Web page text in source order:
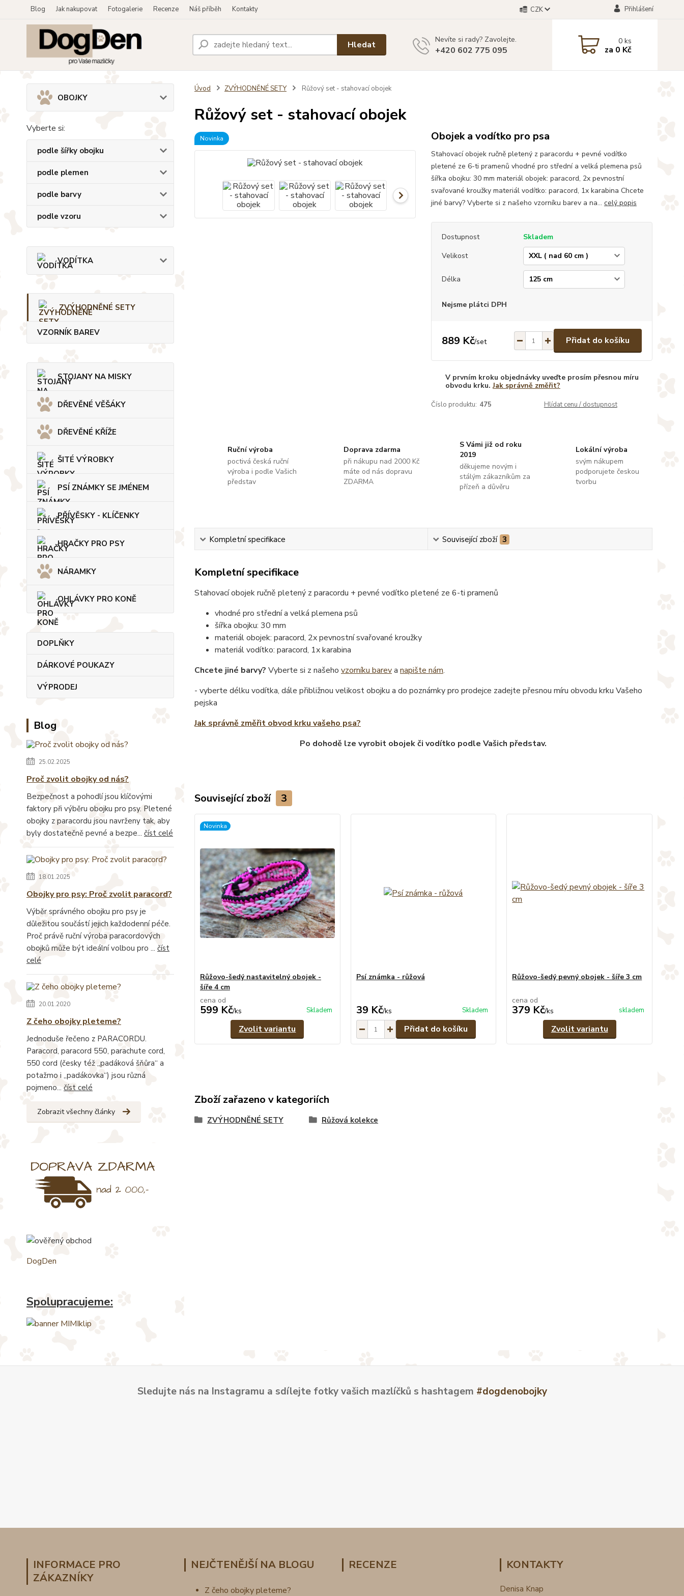
Blog Jak nakupovat Fotogalerie Recenze Náš příběh Kontakty CZK Přihlášení
Hledat Nevíte si rady? Zavolejte.
+420 602 775 095
0ks
za 0 Kč
OBOJKY
Vyberte si:
podle šířky obojku
podle plemen
podle barvy
podle vzoru
VODÍTKA
ZVÝHODNĚNÉ SETY
VZORNÍK BAREV
STOJANY NA MISKY
DŘEVĚNÉ VĚŠÁKY
DŘEVĚNÉ KŘÍŽE
ŠITÉ VÝROBKY
PSÍ ZNÁMKY SE JMÉNEM
PŘÍVĚSKY - KLÍČENKY
HRAČKY PRO PSY
NÁRAMKY
OHLÁVKY PRO KONĚ
DOPLŇKY
DÁRKOVÉ POUKAZY
VÝPRODEJ
Blog
25.02.2025
Proč zvolit obojky od nás?
Bezpečnost a pohodlí jsou klíčovými
faktory při výběru obojku pro psy. Pletené
obojky z paracordu jsou navrženy tak, aby
byly dostatečně pevné a bezpe... číst celé
18.01.2025
Obojky pro psy: Proč zvolit paracord?
Výběr správného obojku pro psy je
důležitou součástí jejich každodenní péče.
Proč právě ruční výroba paracordových
obojků může být ideální volbou pro ... číst
celé
20.01.2020
Z čeho obojky pleteme?
Jednoduše řečeno z PARACORDU.
Paracord, paracord 550, parachute cord,
550 cord (česky též „padáková šňůra“ a
potažmo i „padákovka“) jsou různá
pojmeno... číst celé
Zobrazit všechny články
DogDen
Spolupracujeme:
Úvod ZVÝHODNĚNÉ SETY Růžový set - stahovací obojek
Růžový set - stahovací obojek
Novinka Obojek a vodítko pro psa
Stahovací obojek ručně pletený z paracordu + pevné vodítko
pletené ze 6-ti pramenů vhodné pro střední a velká plemena psů
šířka obojku: 30 mm materiál obojek: paracord, 2x pevnostní
svařované kroužky materiál vodítko: paracord, 1x karabina Chcete
jiné barvy? Vyberte si z našeho vzorníku barev a na... celý popis
Dostupnost
Skladem
Velikost
Délka
Nejsme plátci DPH
889 Kč/set Přidat do košíku
V prvním kroku objednávky uveďte prosím přesnou míru
obvodu krku.Jak správně změřit?
Číslo produktu: 475 Hlídat cenu / dostupnost
Ruční výroba
poctivá česká ruční
výroba i podle Vašich
představ
Doprava zdarma
při nákupu nad 2000 Kč
máte od nás dopravu
ZDARMA
S Vámi již od roku
2019
děkujeme novým i
stálým zákazníkům za
přízeň a důvěru
Lokální výroba
svým nákupem
podporujete českou
tvorbu
Kompletní specifikace Související zboží 3
Kompletní specifikace
Stahovací obojek ručně pletený z paracordu + pevné vodítko pletené ze 6-ti pramenů
vhodné pro střední a velká plemena psů
šířka obojku: 30 mm
materiál obojek: paracord, 2x pevnostní svařované kroužky
materiál vodítko: paracord, 1x karabina
Chcete jiné barvy? Vyberte si z našeho vzorníku bareva napište nám.
- vyberte délku vodítka, dále přibližnou velikost obojku a do poznámky pro prodejce zadejte přesnou míru obvodu krku Vašeho
pejska
Jak správně změřit obvod krku vašeho psa?
Po dohodě lze vyrobit obojek či vodítko podle Vašich představ.
Související zboží 3
Novinka
Růžovo-šedý nastavitelný obojek -
šíře 4 cm
cena od
599 Kč/ks Skladem
Zvolit variantu
Psí známka - růžová
39 Kč/ks Skladem
Přidat do košíku
Růžovo-šedý pevný obojek - šíře 3 cm
cena od
379 Kč/ks skladem
Zvolit variantu
Zboží zařazeno v kategoriích
ZVÝHODNĚNÉ SETY Růžová kolekce
Sledujte nás na Instagramu a sdílejte fotky vašich mazlíčků s hashtagem #dogdenobojky
INFORMACE PRO
ZÁKAZNÍKY
NEJČTENĚJŠÍ NA BLOGU
Z čeho obojky pleteme?
RECENZE KONTAKTY
Denisa Knap